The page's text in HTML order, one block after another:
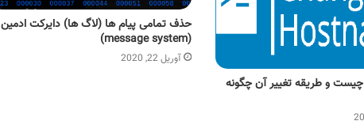
حذف تمامی پیام ها (لاگ ها) دایرکت ادمین
(message system)
آوریل 22, 2020
Hostname چیست و طریقه تغییر آن چگونه